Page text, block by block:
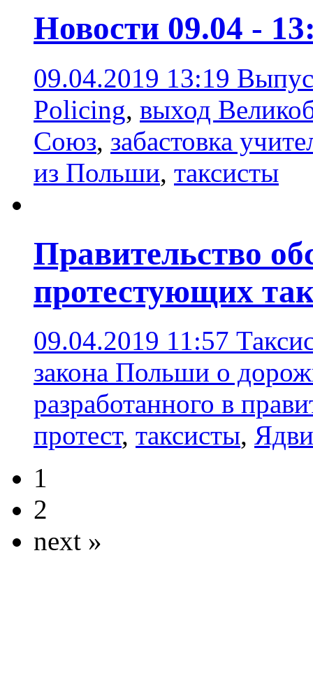
Новости 09.04 -
09.04.2019 13:19
Policing, выход
Союз, забастовка
из Польши, таксисты
Правительство
протестующих
09.04.2019 11:57
закона Польши о
разработанного в
протест, таксисты,
1
2
next »